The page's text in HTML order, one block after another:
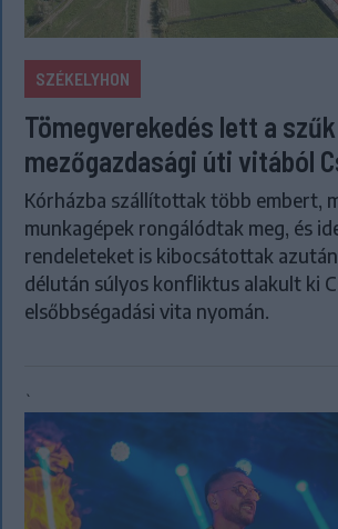
SZÉKELYHON
Tömegverekedés lett a szűk
mezőgazdasági úti vitából
Kórházba szállítottak több embert,
munkagépek rongálódtak meg, és
rendeleteket is kibocsátottak
délután súlyos konfliktus alakult ki
elsőbbségadási vita nyomán.
`